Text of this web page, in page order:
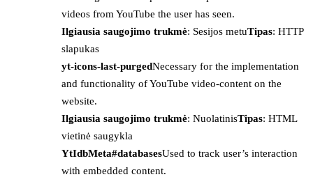
videos from YouTube the user has seen.
Ilgiausia saugojimo trukmė: Sesijos metuTipas: HTTP
slapukas
yt-icons-last-purgedNecessary for the implementation
and functionality of YouTube video-content on the
website.
Ilgiausia saugojimo trukmė: NuolatinisTipas: HTML
vietinė saugykla
YtIdbMeta#databasesUsed to track user’s interaction
with embedded content.